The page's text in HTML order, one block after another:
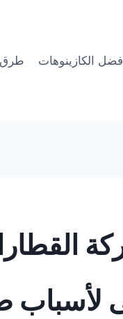
افضل الكازينوهات
طرق
لأسباب